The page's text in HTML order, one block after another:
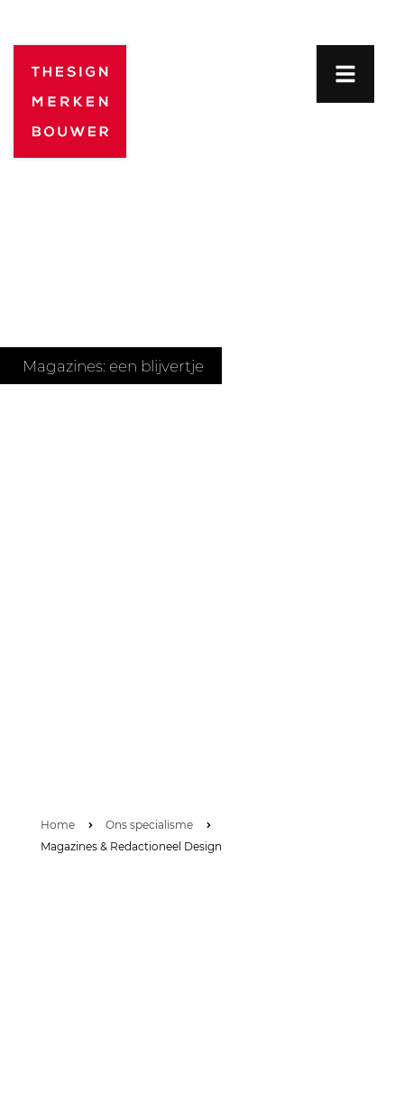
Magazines: een blijvertje
Home
Ons specialisme
Magazines & Redactioneel Design